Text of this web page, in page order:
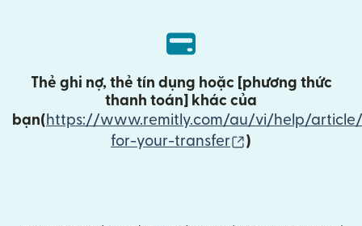
Thẻ ghi nợ, thẻ tín dụng hoặc [ phương thức
thanh toán ] khác của
bạn( https://www.remitly.com/au/vi/help/
for-your-transfer
(mở trong cửa
)